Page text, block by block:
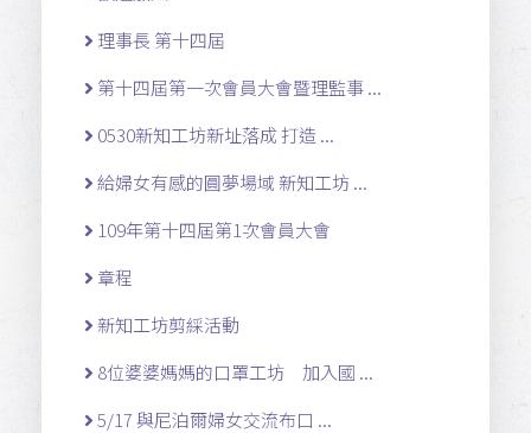
理事長 第十四屆
第十四屆第一次會員大會暨理監事 ...
0530新知工坊新址落成 打造 ...
給婦女有感的圓夢場域 新知工坊 ...
109年第十四屆第1次會員大會
章程
新知工坊剪綵活動
8位婆婆媽媽的口罩工坊 加入國 ...
5/17 與尼泊爾婦女交流布口 ...